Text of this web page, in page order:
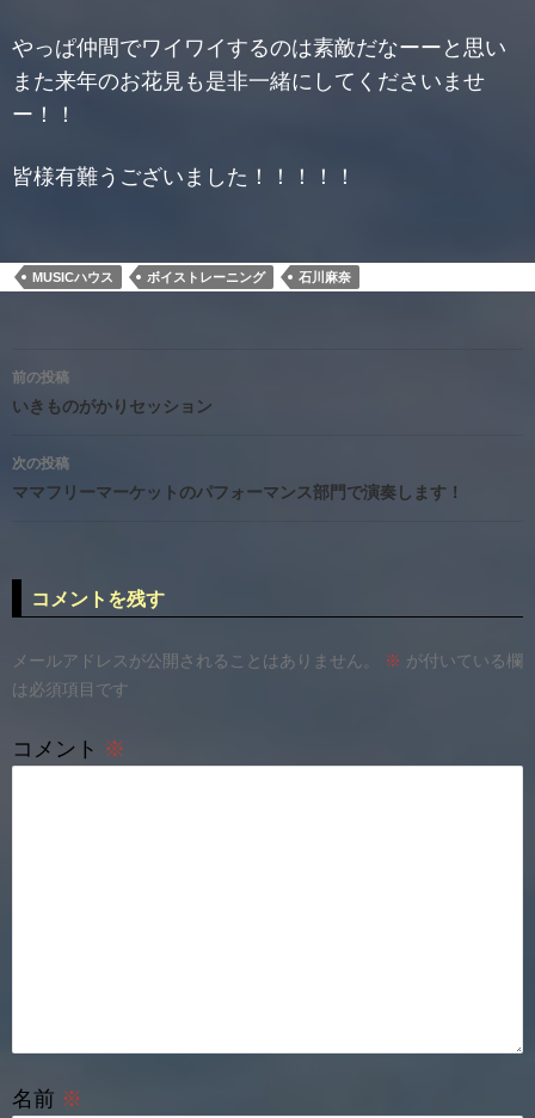
やっぱ仲間でワイワイするのは素敵だなーーと思い
また来年のお花見も是非一緒にしてくださいませ
ー！！
皆様有難うございました！！！！！
MUSICハウス ボイストレーニング 石川麻奈
投
稿
ナ
ビ
ー
シ
ョ
ン
前の投稿
いきものがかりセッション
次の投稿
ママフリーマーケットのパフォーマンス部門で演奏します！
コメントを残す
メールアドレスが公開されることはありません。 ※ が付いている欄
は必須項目です
コメント ※
名前 ※